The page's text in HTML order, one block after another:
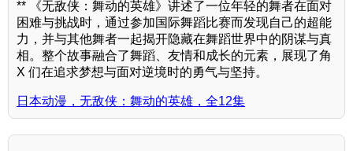
** 《无敌侠：舞动的英雄》讲述了一位年轻的舞者在面对
困难与挑战时，通过参加国际舞蹈比赛而发现自己的超能
力，并与其他舞者一起揭开隐藏在舞蹈世界中的阴谋与真
相。整个故事融合了舞蹈、友情和成长的元素，展现了角
X 们在追求梦想与面对逆境时的勇气与坚持。
日本动漫，无敌侠：舞动的英雄，全12集